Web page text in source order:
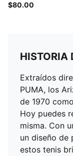
$80.00
HISTORIA
Extraídos
PUMA, los
de 1970
Hoy puedes
misma. Con
un diseño de
estos tenis